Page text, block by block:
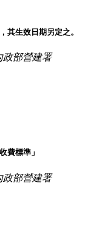
其生效日期另定之。
政部營建署
費標準」
政部營建署